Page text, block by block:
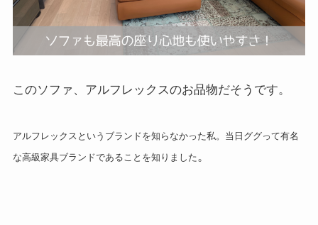
このソファ、アルフレックスのお品物だそうです。
アルフレックスというブランドを知らなかった私。当日ググって有名
な高級家具ブランドであることを知りました。